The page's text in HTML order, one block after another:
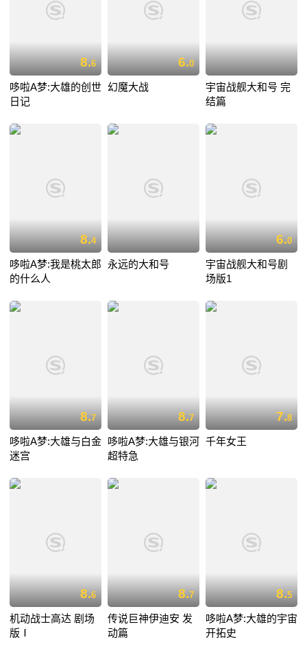
8.6
哆啦A梦:大雄的创世
日记
6.0
幻魔大战
宇宙战舰大和号 完
结篇
8.4
哆啦A梦:我是桃太郎
的什么人
永远的大和号
6.0
宇宙战舰大和号剧
场版1
8.7
哆啦A梦:大雄与白金
迷宫
8.7
哆啦A梦:大雄与银河
超特急
7.8
千年女王
8.6
机动战士高达 剧场
版Ⅰ
8.7
传说巨神伊迪安 发
动篇
8.5
哆啦A梦:大雄的宇宙
开拓史